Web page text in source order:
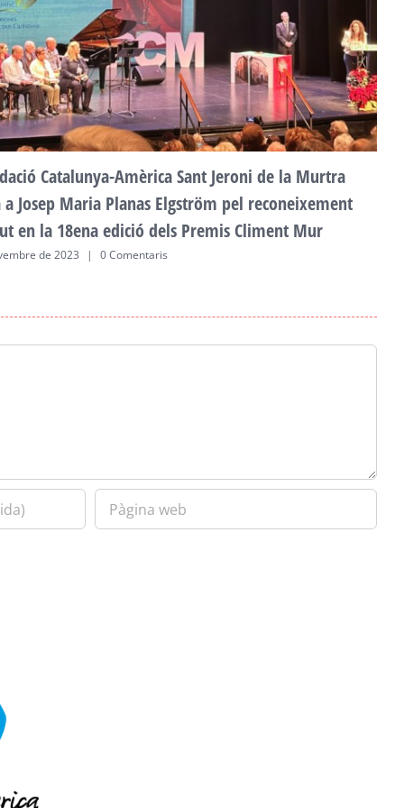
Catalunya-Amèrica Sant Jeroni de la Murtra
Josep Maria Planas Elgström pel reconeixement
en la 18ena edició dels Premis Climent Mur
de 2023 | 0 Comentaris